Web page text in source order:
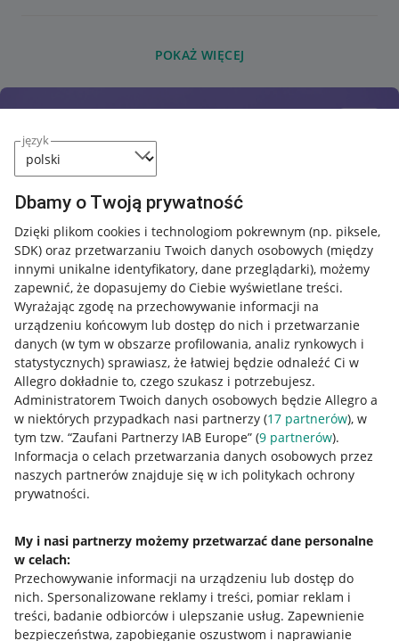
język
Dbamy o Twoją prywatność
Dzięki plikom cookies i technologiom pokrewnym (np. piksele,
SDK) oraz przetwarzaniu Twoich danych osobowych (między
innymi unikalne identyfikatory, dane przeglądarki), możemy
zapewnić, że dopasujemy do Ciebie wyświetlane treści.
Wyrażając zgodę na przechowywanie informacji na
urządzeniu końcowym lub dostęp do nich i przetwarzanie
danych (w tym w obszarze profilowania, analiz rynkowych i
statystycznych) sprawiasz, że łatwiej będzie odnaleźć Ci w
Allegro dokładnie to, czego szukasz i potrzebujesz.
Administratorem Twoich danych osobowych będzie Allegro a
w niektórych przypadkach nasi partnerzy (17 partnerów), w
tym tzw. “Zaufani Partnerzy IAB Europe” (9 partnerów).
Informacja o celach przetwarzania danych osobowych przez
naszych partnerów znajduje się w ich politykach ochrony
prywatności.
My i nasi partnerzy możemy przetwarzać dane personalne
w celach:
Przechowywanie informacji na urządzeniu lub dostęp do
nich. Spersonalizowane reklamy i treści, pomiar reklam i
treści, badanie odbiorców i ulepszanie usług. Zapewnienie
bezpieczeństwa, zapobieganie oszustwom i naprawianie
POKAŻ WIĘCEJ
Przydatne informacje
Jak to działa
Allegro Gadane dla sprzedających
Allegro Gadane dla kupujących
Mapa miejscowości